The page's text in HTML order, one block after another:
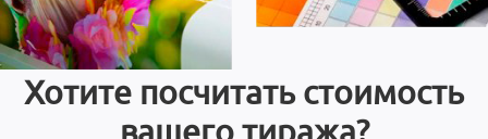
Хотите посчитать стоимость
вашего тиража?